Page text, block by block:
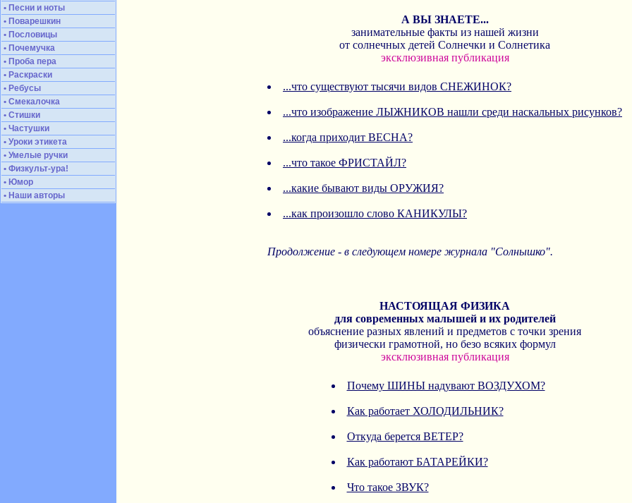
• Песни и ноты
• Поварешкин
• Пословицы
• Почемучка
• Проба пера
• Раскраски
• Ребусы
• Смекалочка
• Стишки
• Частушки
• Уроки этикета
• Умелые ручки
• Физкульт-ура!
• Юмор
• Наши авторы
А ВЫ ЗНАЕТЕ...
занимательные факты из нашей жизни
от солнечных детей Солнечки и Солнетика
эксклюзивная публикация
...что существуют тысячи видов СНЕЖИНОК?
...что изображение ЛЫЖНИКОВ нашли среди наскальных рисунков?
...когда приходит ВЕСНА?
...что такое ФРИСТАЙЛ?
...какие бывают виды ОРУЖИЯ?
...как произошло слово КАНИКУЛЫ?
Продолжение - в следующем номере журнала "Солнышко".
НАСТОЯЩАЯ ФИЗИКА
для современных малышей и их родителей
объяснение разных явлений и предметов с точки зрения
физически грамотной, но безо всяких формул
эксклюзивная публикация
Почему ШИНЫ надувают ВОЗДУХОМ?
Как работает ХОЛОДИЛЬНИК?
Откуда берется ВЕТЕР?
Как работают БАТАРЕЙКИ?
Что такое ЗВУК?